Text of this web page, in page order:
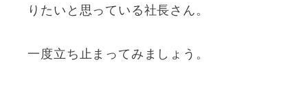
りたいと思っている社長さん。
一度立ち止まってみましょう。